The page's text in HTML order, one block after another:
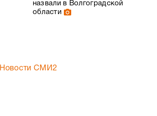
назвали в Волгоградской
области
Новости СМИ2